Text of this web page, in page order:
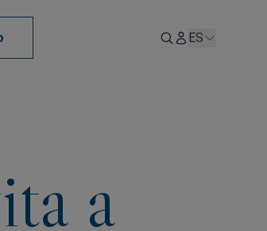
ES
a